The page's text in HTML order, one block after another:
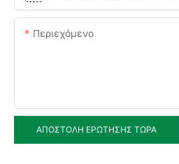
Περιεχόμενο
ΑΠΟΣΤΟΛΉ ΕΡΏΤΗΣΗΣ ΤΏΡΑ